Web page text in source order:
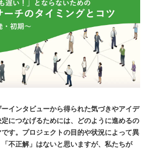
インタビューから得られた気づきやアイデ
につなげるためには、どのように進めるの
す。プロジェクトの目的や状況によって異
不正解」はないと思いますが、私たちが